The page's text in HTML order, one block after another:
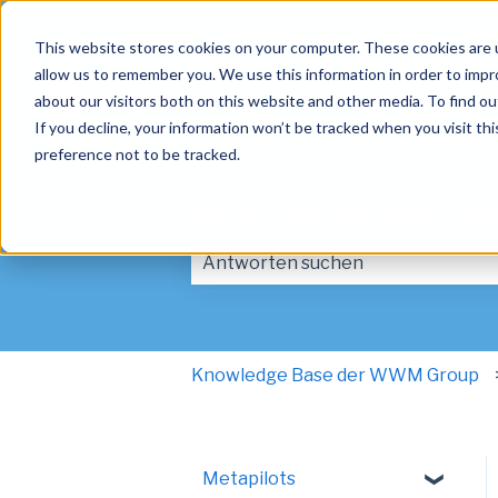
This website stores cookies on your computer. These cookies
allow us to remember you. We use this information in order to
about our visitors both on this website and other media. To find
If you decline, your information won’t be tracked when you visit
preference not to be tracked.
Knowledge Base der WWM Group
Metapilots